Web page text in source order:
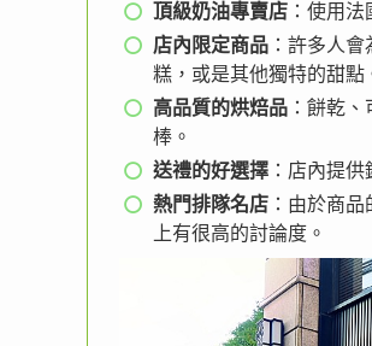
頂級奶油專賣店 ：使用
店內限定商品 ：許多人
糕，或是其他獨特的甜點
高品質的烘焙品 ：餅乾
棒。
送禮的好選擇 ：店內提
熱門排隊名店 ：由於商
上有很高的討論度。